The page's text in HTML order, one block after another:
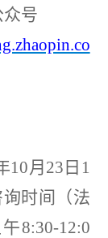
众号
10月 23 日 1
时间（法
8:30-12:0